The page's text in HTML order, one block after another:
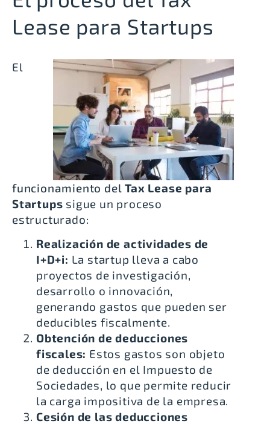
Lease para Startups
El
funcionamiento delTax Lease para
Startups sigue un proceso
estructurado:
Realización de actividades de
I+D+i: La startup lleva a cabo
proyectos de investigación,
desarrollo o innovación,
generando gastos que pueden ser
deducibles fiscalmente.
Obtención de deducciones
fiscales: Estos gastos son objeto
de deducción en el Impuesto de
Sociedades, lo que permite reducir
la carga impositiva de la empresa.
Cesión de las deducciones